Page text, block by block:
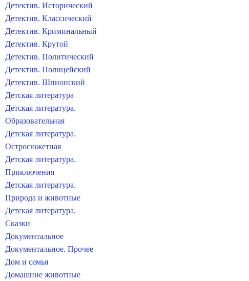
Детектив. Исторический
Детектив. Классический
Детектив. Криминальный
Детектив. Крутой
Детектив. Политический
Детектив. Полицейский
Детектив. Шпионский
Детская литература
Детская литература.
Образовательная
Детская литература.
Остросюжетная
Детская литература.
Приключения
Детская литература.
Природа и животные
Детская литература.
Сказки
Документальное
Документальное. Прочее
Дом и семья
Домашние животные